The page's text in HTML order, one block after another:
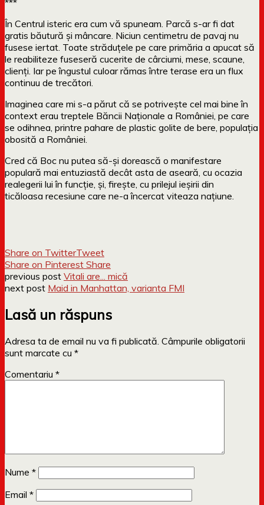
În Centrul isteric era cum vă spuneam. Parcă s-ar fi dat
gratis băutură și mâncare. Niciun centimetru de pavaj nu
fusese iertat. Toate străduțele pe care primăria a apucat să
le reabiliteze fuseseră cucerite de cârciumi, mese, scaune,
clienți. Iar pe îngustul culoar rămas între terase era un flux
continuu de trecători.
Imaginea care mi s-a părut că se potrivește cel mai bine în
context erau treptele Băncii Naționale a României, pe care
se odihnea, printre pahare de plastic golite de bere, populația
obosită a României.
Cred că Boc nu putea să-și dorească o manifestare
populară mai entuziastă decât asta de aseară, cu ocazia
realegerii lui în funcție, și, firește, cu prilejul ieșirii din
ticăloasa recesiune care ne-a încercat viteaza națiune.
Share on TwitterTweet
Share on Pinterest Share
previous post Vitali are... mică
next post Maid in Manhattan, varianta FMI
Lasă un răspuns
Adresa ta de email nu va fi publicată. Câmpurile obligatorii
sunt marcate cu *
Comentariu *
Nume *
Email *